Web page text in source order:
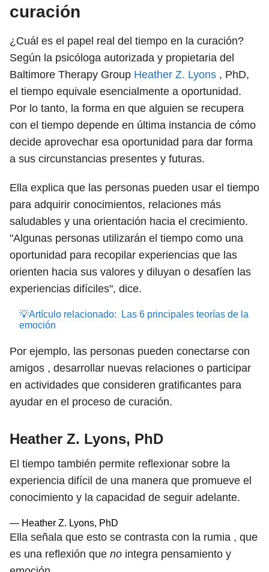
curación
¿Cuál es el papel real del tiempo en la curación?
Según la psicóloga autorizada y propietaria del
Baltimore Therapy Group Heather Z. Lyons , PhD,
el tiempo equivale esencialmente a oportunidad.
Por lo tanto, la forma en que alguien se recupera
con el tiempo depende en última instancia de cómo
decide aprovechar esa oportunidad para dar forma
a sus circunstancias presentes y futuras.
Ella explica que las personas pueden usar el tiempo
para adquirir conocimientos, relaciones más
saludables y una orientación hacia el crecimiento.
"Algunas personas utilizarán el tiempo como una
oportunidad para recopilar experiencias que las
orienten hacia sus valores y diluyan o desafíen las
experiencias difíciles", dice.
💡Artículo relacionado:
Las 6 principales teorías de la
emoción
Por ejemplo, las personas pueden conectarse con
amigos , desarrollar nuevas relaciones o participar
en actividades que consideren gratificantes para
ayudar en el proceso de curación.
Heather Z. Lyons, PhD
El tiempo también permite reflexionar sobre la
experiencia difícil de una manera que promueve el
conocimiento y la capacidad de seguir adelante.
— Heather Z. Lyons, PhD
Ella señala que esto se contrasta con la rumia , que
es una reflexión que no integra pensamiento y